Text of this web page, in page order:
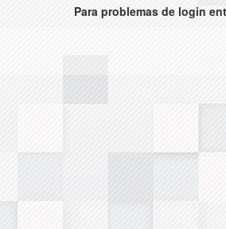
Para problemas de login